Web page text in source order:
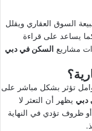
السوق العقاري ويقلل
يساعد على قراءة
مشاريع السكن في دبي
تؤثر بشكل مباشر على
دبي يظهر أن التعثر لا
ظروف تؤدي في النهاية